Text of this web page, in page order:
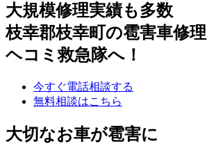
大規模修理実績も多数
枝幸郡枝幸町の雹害車修
ヘコミ救急隊へ！
今すぐ電話相談する
無料相談はこちら
大切なお車が雹害に